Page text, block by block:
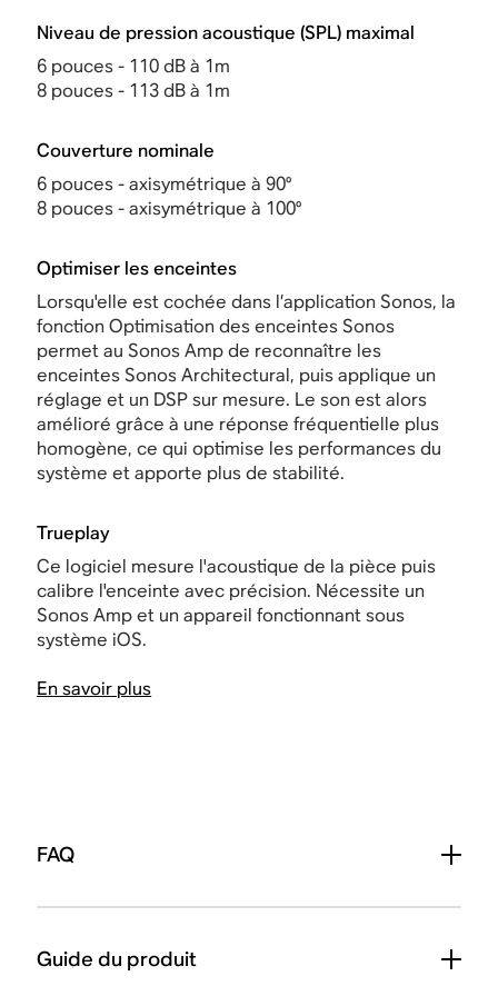
Niveau de pression acoustique (SPL) maximal
6 pouces - 110 dB à 1m
8 pouces - 113 dB à 1m
Couverture nominale
6 pouces - axisymétrique à 90°
8 pouces - axisymétrique à 100°
Optimiser les enceintes
Lorsqu'elle est cochée dans l’application Sonos, la
fonction Optimisation des enceintes Sonos
permet au Sonos Ampde reconnaître les
enceintes Sonos Architectural, puis applique un
réglage et un DSP sur mesure. Le son est alors
amélioré grâce à une réponse fréquentielle plus
homogène, ce qui optimise les performances du
système et apporte plus de stabilité.
Trueplay
Ce logiciel mesure l'acoustique de la pièce puis
calibre l'enceinte avec précision. Nécessite un
Sonos Amp et un appareil fonctionnant sous
système iOS.
En savoir plus
FAQ
Guide du produit